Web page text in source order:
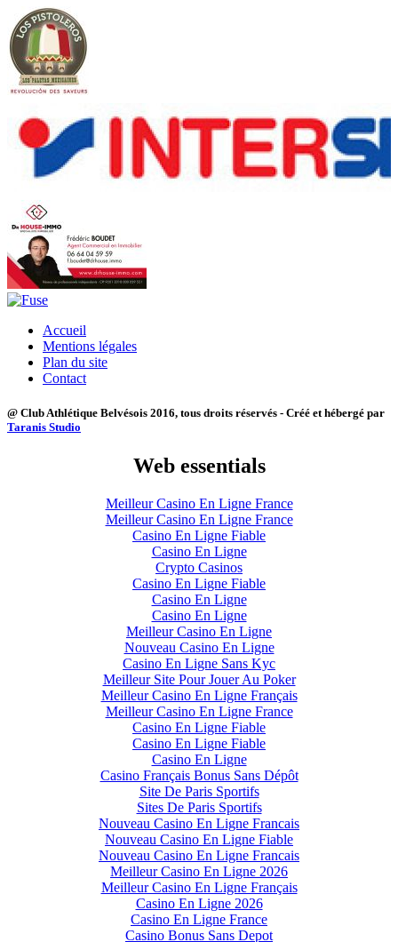
Accueil
Mentions légales
Plan du site
Contact
@ Club Athlétique Belvésois 2016, tous droits réservés - Créé et hébergé par
Taranis Studio
Web essentials
Meilleur Casino En Ligne France
Meilleur Casino En Ligne France
Casino En Ligne Fiable
Casino En Ligne
Crypto Casinos
Casino En Ligne Fiable
Casino En Ligne
Casino En Ligne
Meilleur Casino En Ligne
Nouveau Casino En Ligne
Casino En Ligne Sans Kyc
Meilleur Site Pour Jouer Au Poker
Meilleur Casino En Ligne Français
Meilleur Casino En Ligne France
Casino En Ligne Fiable
Casino En Ligne Fiable
Casino En Ligne
Casino Français Bonus Sans Dépôt
Site De Paris Sportifs
Sites De Paris Sportifs
Nouveau Casino En Ligne Francais
Nouveau Casino En Ligne Fiable
Nouveau Casino En Ligne Francais
Meilleur Casino En Ligne 2026
Meilleur Casino En Ligne Français
Casino En Ligne 2026
Casino En Ligne France
Casino Bonus Sans Depot